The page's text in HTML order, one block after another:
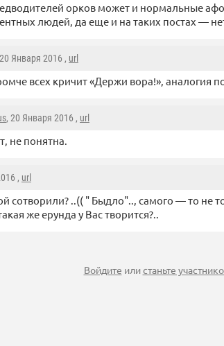
орков может и нормальные
людей, да еще и на таких постах —
Января 2016 , url
всех кричит «Держи вора!», аналогия
, 20 Января 2016 , url
не понятна.
, url
сотворили? ..(( " Быдло".., самого — то не
же ерунда у Вас творится?..
Войдите илистаньте